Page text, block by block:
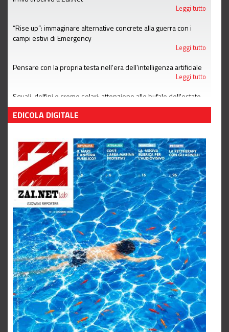
Leggi tutto
“Rise up”: immaginare alternative concrete alla guerra con i
campi estivi di Emergency
Leggi tutto
Pensare con la propria testa nell'era dell'intelligenza artificiale
Leggi tutto
Squali, delfini e creme solari: attenzione alle bufale dell'estate
Leggi tutto
EDICOLA DIGITALE